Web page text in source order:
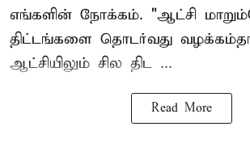
எங்களின் நோக்கம். "ஆட்சி
திட்டங்களை தொடர்வது
ஆட்சியிலும் சில திட ...
Read More